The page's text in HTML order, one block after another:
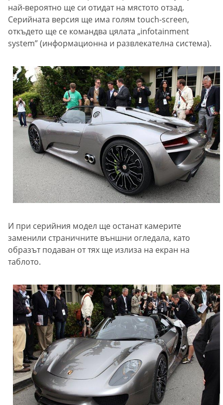
най-вероятно ще си отидат на мястото отзад.
Серийната версия ще има голям touch-screen,
откъдето ще се командва цялата „infotainment
system” (информационна и развлекателна система).
И при серийния модел ще останат камерите
заменили страничните външни огледала, като
образът подаван от тях ще излиза на екран на
таблото.